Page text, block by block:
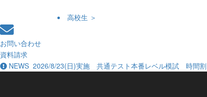
高校生 ＞
お問い合わせ
資料請求
NEWS 2026/8/23(日)実施 共通テスト本番レベル模試 時間割